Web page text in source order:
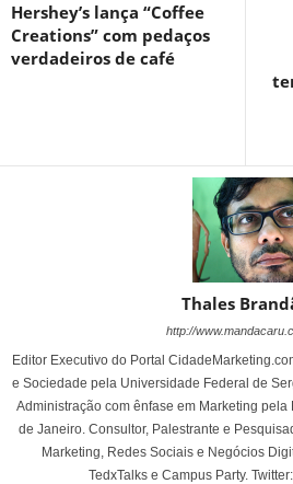
Hershey’s lança “Coffee
Creations” com pedaços
verdadeiros de café
Thales
http://
Editor Executivo do Portal
e Sociedade pela Universidade Federal de
Administração com ênfase em Marketing
de Janeiro. Consultor, Palestrante e
Marketing, Redes Sociais e Negócios
TedxTalks e Campus Party.